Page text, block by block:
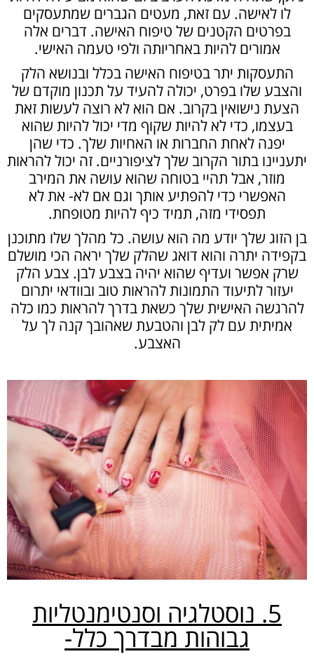
לו לאישה. עם זאת, מעטים הגברים שמתעסקים
בפרטים הקטנים של טיפוח האישה. דברים אלה
אמורים להיות באחריותה ולפי טעמה האישי.
התעסקות יתר בטיפוח האישה בכלל ובנושא הלק
והצבע שלו בפרט, יכולה להעיד על תכנון מוקדם של
הצעת נישואין בקרוב. אם הוא לא רוצה לעשות זאת
בעצמו, כדי לא להיות שקוף מדי יכול להיות שהוא
יפנה לאחת החברות או האחיות שלך. כדי שהן
יתעניינו בתור הקרוב שלך לציפורניים. זה יכול להראות
מוזר, אבל תהיי בטוחה שהוא עושה את המירב
האפשרי כדי להפתיע אותך וגם אם לא- את לא
תפסידי מזה, תמיד כיף להיות מטופחת.
בן הזוג שלך יודע מה הוא עושה. כל מהלך שלו מתוכנן
בקפידה יתרה והוא דואג שהלק שלך יראה הכי מושלם
שרק אפשר ועדיף שהוא יהיה בצבע לבן. צבע הלק
יעזור לתיעוד התמונות להראות טוב ובוודאי יתרום
להרגשה האישית שלך כשאת בדרך להראות כמו כלה
אמיתית עם לק לבן והטבעת שאהובך קנה לך על
האצבע.
5. נוסטלגיה וסנטימנטליות
גבוהות מבדרך כלל-